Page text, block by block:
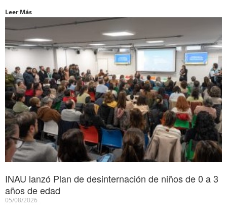
Leer Más
INAU lanzó Plan de desinternación de niños de 0 a 3
años de edad
05/08/2026